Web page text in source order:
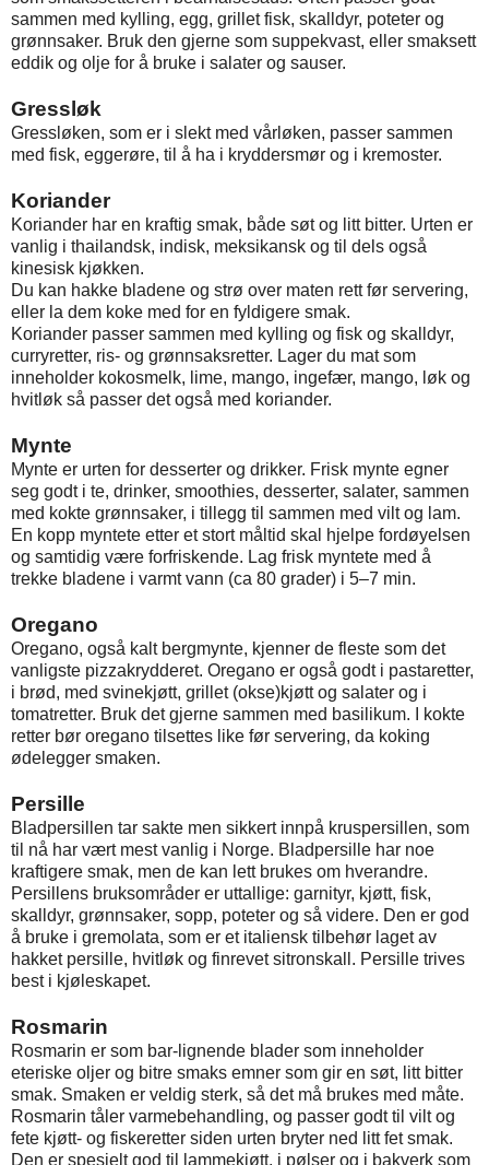
sammen med kylling, egg, grillet fisk, skalldyr, poteter og
grønnsaker. Bruk den gjerne som suppekvast, eller smaksett
eddik og olje for å bruke i salater og sauser.
Gressløk
Gressløken, som er i slekt med vårløken, passer sammen
med fisk, eggerøre, til å ha i kryddersmør og i kremoster.
Koriander
Koriander har en kraftig smak, både søt og litt bitter. Urten er
vanlig i thailandsk, indisk, meksikansk og til dels også
kinesisk kjøkken.
Du kan hakke bladene og strø over maten rett før servering,
eller la dem koke med for en fyldigere smak.
Koriander passer sammen med kylling og fisk og skalldyr,
curryretter, ris- og grønnsaksretter. Lager du mat som
inneholder kokosmelk, lime, mango, ingefær, mango, løk og
hvitløk så passer det også med koriander.
Mynte
Mynte er urten for desserter og drikker. Frisk mynte egner
seg godt i te, drinker, smoothies, desserter, salater, sammen
med kokte grønnsaker, i tillegg til sammen med vilt og lam.
En kopp myntete etter et stort måltid skal hjelpe fordøyelsen
og samtidig være forfriskende. Lag frisk myntete med å
trekke bladene i varmt vann (ca 80 grader) i 5–7 min.
Oregano
Oregano, også kalt bergmynte, kjenner de fleste som det
vanligste pizzakrydderet. Oregano er også godt i pastaretter,
i brød, med svinekjøtt, grillet (okse)kjøtt og salater og i
tomatretter. Bruk det gjerne sammen med basilikum. I kokte
retter bør oregano tilsettes like før servering, da koking
ødelegger smaken.
Persille
Bladpersillen tar sakte men sikkert innpå kruspersillen, som
til nå har vært mest vanlig i Norge. Bladpersille har noe
kraftigere smak, men de kan lett brukes om hverandre.
Persillens bruksområder er uttallige: garnityr, kjøtt, fisk,
skalldyr, grønnsaker, sopp, poteter og så videre. Den er god
å bruke i gremolata, som er et italiensk tilbehør laget av
hakket persille, hvitløk og finrevet sitronskall. Persille trives
best i kjøleskapet.
Rosmarin
Rosmarin er som bar-lignende blader som inneholder
eteriske oljer og bitre smaks emner som gir en søt, litt bitter
smak. Smaken er veldig sterk, så det må brukes med måte.
Rosmarin tåler varmebehandling, og passer godt til vilt og
fete kjøtt- og fiskeretter siden urten bryter ned litt fet smak.
Den er spesielt god til lammekjøtt, i pølser og i bakverk som